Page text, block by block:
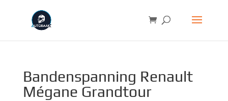
Bandenspanning Renault
Mégane Grandtour